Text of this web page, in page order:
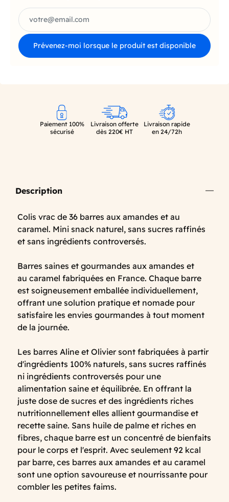
Prévenez-moi lorsque le produit est disponible
Paiement 100%
sécurisé
Livraison offerte
dès 220€ HT
Livraison rapide
en 24/72h
Description
Colis vrac de 36 barres aux amandes et au
caramel. Mini snack naturel, sans sucres raffinés
et sans ingrédients controversés.
Barres saines et gourmandes aux amandes et
au caramel fabriquées en France. Chaque barre
est soigneusement emballée individuellement,
offrant une solution pratique et nomade pour
satisfaire les envies gourmandes à tout moment
de la journée.
Les barres Aline et Olivier sont fabriquées à partir
d'ingrédients 100% naturels, sans sucres raffinés
ni ingrédients controversés pour une
alimentation saine et équilibrée. En offrant la
juste dose de sucres et des ingrédients riches
nutritionnellement elles allient gourmandise et
recette saine. Sans huile de palme et riches en
fibres, chaque barre est un concentré de bienfaits
pour le corps et l'esprit. Avec seulement 92 kcal
par barre, ces barres aux amandes et au caramel
sont une option savoureuse et nourrissante pour
combler les petites faims.